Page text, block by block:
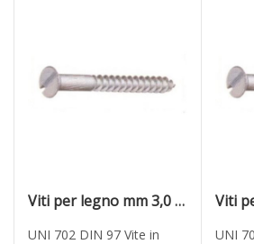
Viti per legno mm 3,0 x 25 in ferro grezzo T.P.S. taglio cacciavite
UNI 702 DIN 97 Vite in
UNI